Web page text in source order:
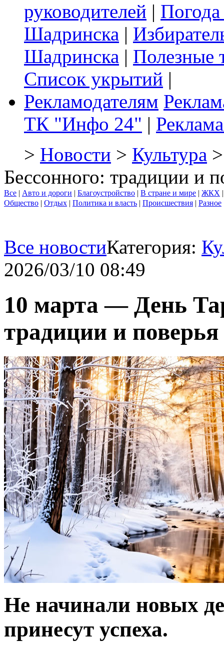
руководителей |
Шадринска |
Шадринска | Полезные
Список укрытий |
Рекламодателям
ТК "Инфо 24" |
> Новости > Культура
Бессонного: традиции и
Все | Авто и дороги | Благоустройство | В стране и мире | ЖКХ
Общество | Отдых | Политика и власть | Происшествия | Разное
Все новостиКатегория:
2026/03/10 08:49
10 марта — День
традиции и поверья
Не начинали новых
принесут успеха.